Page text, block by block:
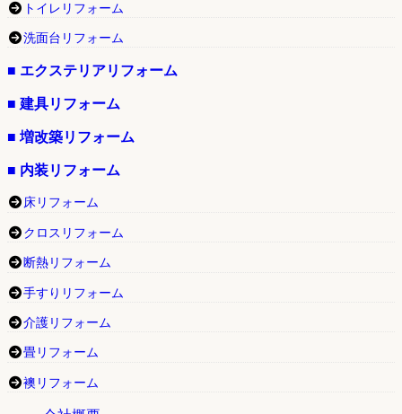
トイレリフォーム
洗面台リフォーム
■ エクステリアリフォーム
■ 建具リフォーム
■ 増改築リフォーム
■ 内装リフォーム
床リフォーム
クロスリフォーム
断熱リフォーム
手すりリフォーム
介護リフォーム
畳リフォーム
襖リフォーム